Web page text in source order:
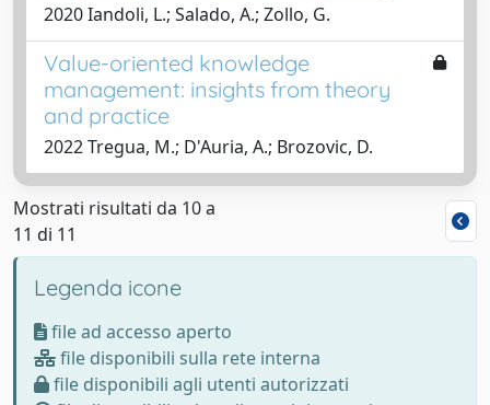
2020 Iandoli, L.; Salado, A.; Zollo, G.
Value-oriented knowledge
management: insights from theory
and practice
2022 Tregua, M.; D'Auria, A.; Brozovic, D.
Mostrati risultati da 10 a
11 di 11
Legenda icone
file ad accesso aperto
file disponibili sulla rete interna
file disponibili agli utenti autorizzati